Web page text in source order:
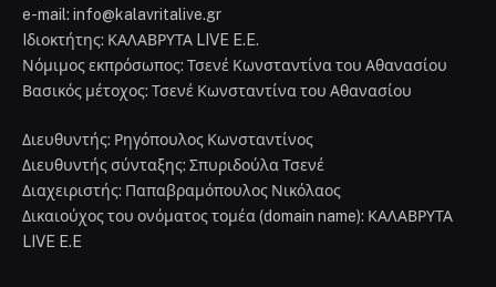
e-mail: info@kalavritalive.gr
Iδιοκτήτης: ΚΑΛΑΒΡΥΤΑ LIVE E.E.
Νόμιμος εκπρόσωπος: Τσενέ Κωνσταντίνα του Αθανασίου
Βασικός μέτοχος: Τσενέ Κωνσταντίνα του Αθανασίου
Διευθυντής: Ρηγόπουλος Κωνσταντίνος
Διευθυντής σύνταξης: Σπυριδούλα Τσενέ
Διαχειριστής: Παπαβραμόπουλος Νικόλαος
Δικαιούχος του ονόματος τομέα (domain name): ΚΑΛΑΒΡΥΤΑ
LIVE E.E